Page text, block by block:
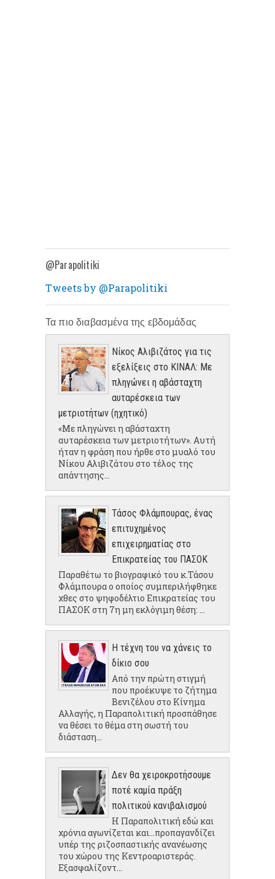
@Parapolitiki
Tweets by @Parapolitiki
Τα πιο διαβασμένα της εβδομάδας
Νίκος Αλιβιζάτος για τις
εξελίξεις στο ΚΙΝΑΛ: Με
πληγώνει η αβάσταχτη
αυταρέσκεια των
μετριοτήτων (ηχητικό)
«Με πληγώνει η αβάσταχτη
αυταρέσκεια των μετριοτήτων». Αυτή
ήταν η φράση που ήρθε στο μυαλό του
Νίκου Αλιβιζάτου στο τέλος της
απάντησης...
Τάσος Φλάμπουρας, ένας
επιτυχημένος
επιχειρηματίας στο
Επικρατείας του ΠΑΣΟΚ
Παραθέτω το βιογραφικό του κ.Τάσου
Φλάμπουρα ο οποίος συμπεριλήφθηκε
χθες στο ψηφοδέλτιο Επικρατείας του
ΠΑΣΟΚ στη 7η μη εκλόγιμη θέση: ...
Η τέχνη του να χάνεις το
δίκιο σου
Από την πρώτη στιγμή
που προέκυψε το ζήτημα
Βενιζέλου στο Κίνημα
Αλλαγής, η Παραπολιτική προσπάθησε
να θέσει το θέμα στη σωστή του
διάσταση...
Δεν θα χειροκροτήσουμε
ποτέ καμία πράξη
πολιτικού κανιβαλισμού
Η Παραπολιτική εδώ και
χρόνια αγωνίζεται και...προπαγανδίζει
υπέρ της ριζοσπαστικής ανανέωσης
του χώρου της Κεντροαριστεράς.
Εξασφαλίζοντ...